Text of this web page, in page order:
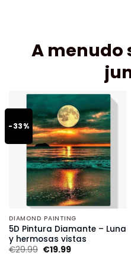
A menudo
-33%
DIAMOND PAINTING
5D Pintura Diamante – Luna
y hermosas vistas
€29.99 €19.99